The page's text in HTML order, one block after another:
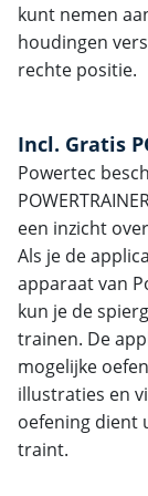
kunt nemen
houdingen
rechte positie.
Incl. Gratis
Powertec
een inzicht
Als je de
apparaat van
kun je de
trainen. De
mogelijke
illustraties en
oefening dient
traint.